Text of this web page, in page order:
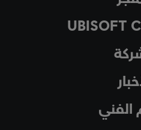
UBISOFT
الفني